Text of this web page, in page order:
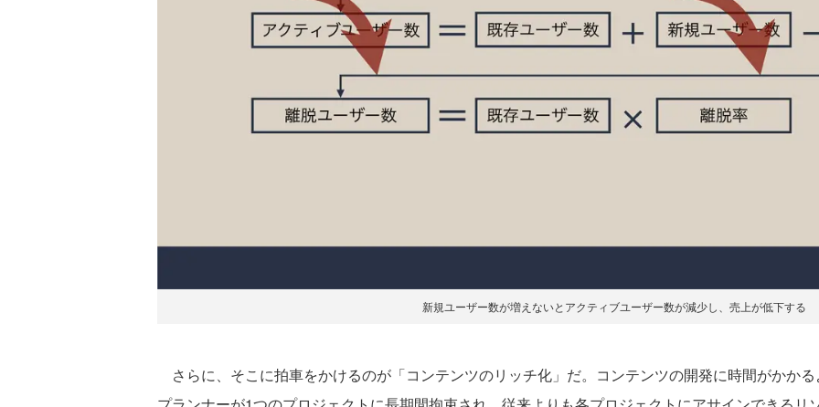
新規ユーザー数が増えないとアクティブユーザー数が減少し、売上が低下する
さらに、そこに拍車をかけるのが「コンテンツのリッチ化」だ。コンテンツの開発に時間がかか